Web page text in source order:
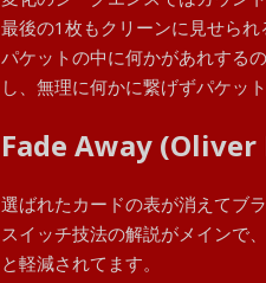
最後の1枚もクリーンに見せられ
パケットの中に何かがあれする
し、無理に何かに繋げずパケッ
Fade Away (Oliver
選ばれたカードの表が消えてブ
スイッチ技法の解説がメインで
と軽減されてます。